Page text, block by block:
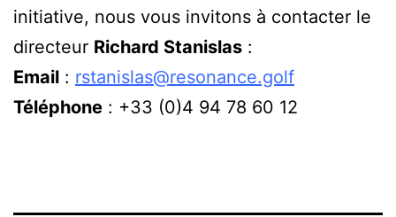
initiative, nous vous invitons à contacter le
directeur Richard Stanislas :
Email : rstanislas@resonance.golf
Téléphone : +33 (0)4 94 78 60 12